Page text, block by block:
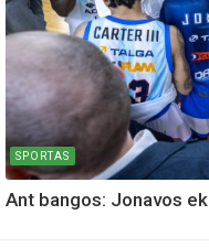
SPORTAS
Ant bangos: Jonavos